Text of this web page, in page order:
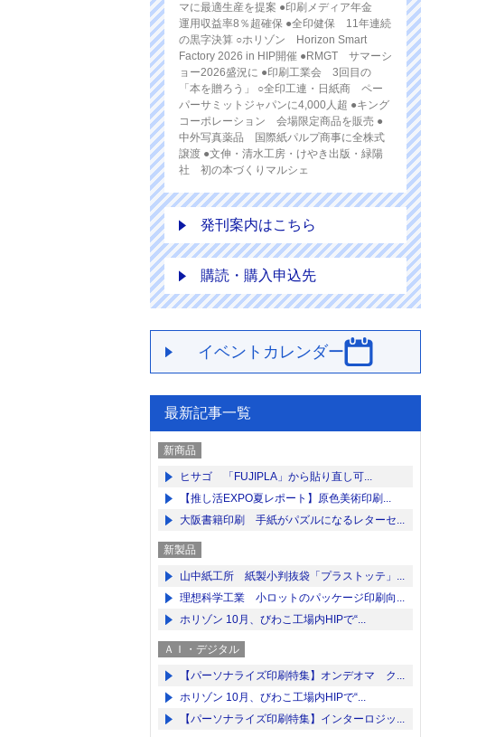
マに最適生産を提案 ●印刷メディア年金
運用収益率8％超確保 ●全印健保 11年連続
の黒字決算 ○ホリゾン Horizon Smart
Factory 2026 in HIP開催 ●RMGT サマーシ
ョー2026盛況に ●印刷工業会 3回目の
「本を贈ろう」 ○全印工連・日紙商 ペー
パーサミットジャパンに4,000人超 ●キング
コーポレーション 会場限定商品を販売 ●
中外写真薬品 国際紙パルプ商事に全株式
譲渡 ●文伸・清水工房・けやき出版・緑陽
社 初の本づくりマルシェ
発刊案内はこちら
購読・購入申込先
イベントカレンダー
最新記事一覧
新商品
ヒサゴ 「FUJIPLA」から貼り直し可...
【推し活EXPO夏レポート】原色美術印刷...
大阪書籍印刷 手紙がパズルになるレターセ...
新製品
山中紙工所 紙製小判抜袋「プラストッテ」...
理想科学工業 小ロットのパッケージ印刷向...
ホリゾン 10月、びわこ工場内HIPで“...
ＡＩ・デジタル
【パーソナライズ印刷特集】オンデオマ ク...
ホリゾン 10月、びわこ工場内HIPで“...
【パーソナライズ印刷特集】インターロジッ...